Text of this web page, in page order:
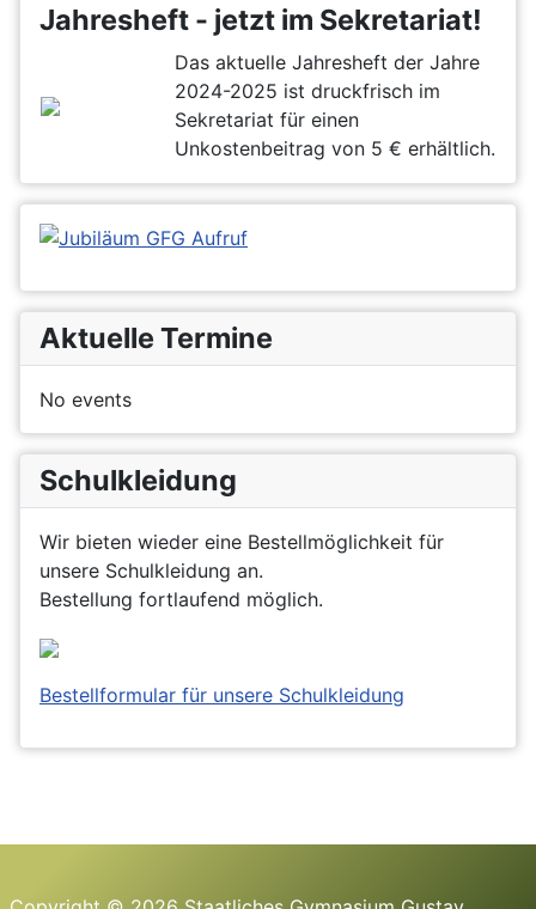
Jahresheft - jetzt im Sekretariat!
Das aktuelle Jahresheft der Jahre
2024-2025 ist druckfrisch im
Sekretariat für einen
Unkostenbeitrag von 5 € erhältlich.
Aktuelle Termine
No events
Schulkleidung
Wir bieten wieder eine Bestellmöglichkeit für
unsere Schulkleidung an.
Bestellung fortlaufend möglich.
Bestellformular für unsere Schulkleidung